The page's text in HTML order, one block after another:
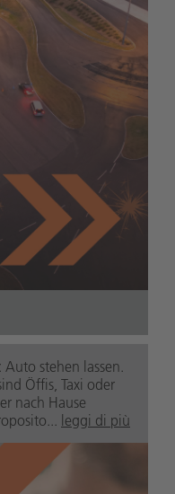
Auto stehen lassen.
Öffis, Taxi oder
nach Hause
leggi di più